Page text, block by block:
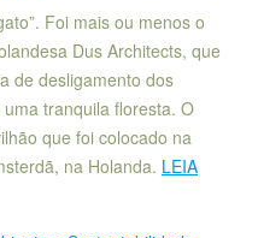
Foi mais ou menos o
Dus Architects, que
de desligamento dos
tranquila floresta. O
que foi colocado na
na Holanda. LEIA